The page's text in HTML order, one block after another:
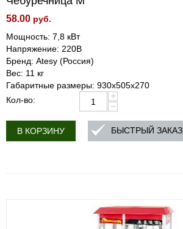
58.00 руб.
Мощность: 7,8 кВт
Напряжение: 220В
Бренд: Atesy (Россия)
Вес: 11 кг
Габаритные размеры: 930х505х270
Кол-во:
+
−
В КОРЗИНУ БЫСТРЫЙ ЗАКАЗ